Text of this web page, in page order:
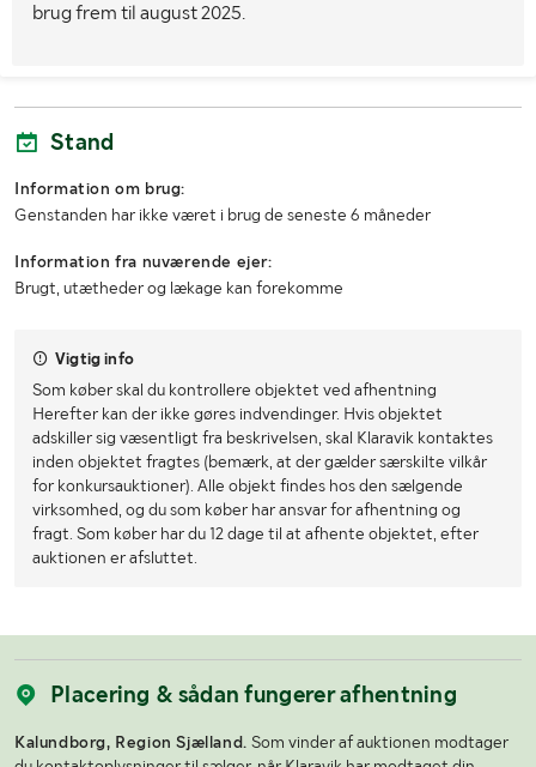
brug frem til august 2025.
Stand
Information om brug:
Genstanden har ikke været i brug de seneste 6 måneder
Information fra nuværende ejer:
Brugt, utætheder og lækage kan forekomme
Vigtig info
Som køber skal du kontrollere objektet ved afhentning
Herefter kan der ikke gøres indvendinger. Hvis objektet
adskiller sig væsentligt fra beskrivelsen, skal Klaravik kontaktes
inden objektet fragtes (bemærk, at der gælder særskilte vilkår
for konkursauktioner). Alle objekt findes hos den sælgende
virksomhed, og du som køber har ansvar for afhentning og
fragt. Som køber har du 12 dage til at afhente objektet, efter
auktionen er afsluttet.
Placering & sådan fungerer afhentning
Kalundborg, Region Sjælland. Som vinder af auktionen modtager